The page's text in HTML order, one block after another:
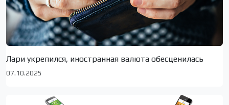
Лари укрепился, иностранная валюта обесценилась
07.10.2025